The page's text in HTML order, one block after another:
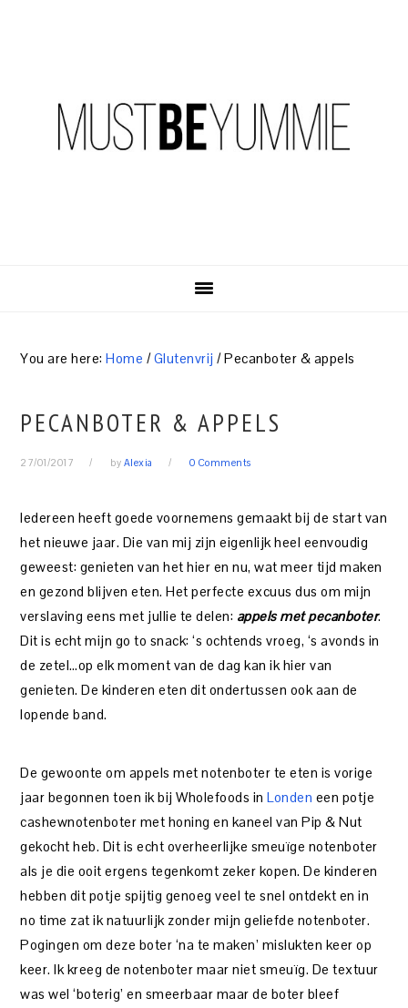
You are here:Home /Glutenvrij /Pecanboter & appels
PECANBOTER & APPELS
27/01/2017 by Alexia 0 Comments
Iedereen heeft goede voornemens gemaakt bij de start van
het nieuwe jaar. Die van mij zijn eigenlijk heel eenvoudig
geweest: genieten van het hier en nu, wat meer tijd maken
en gezond blijven eten. Het perfecte excuus dus om mijn
verslaving eens met jullie te delen: appels met pecanboter.
Dit is echt mijn go to snack: ‘s ochtends vroeg, ‘s avonds in
de zetel…op elk moment van de dag kan ik hier van
genieten. De kinderen eten dit ondertussen ook aan de
lopende band.
De gewoonte om appels met notenboter te eten is vorige
jaar begonnen toen ik bij Wholefoods inLonden een potje
cashewnotenboter met honing en kaneel van Pip & Nut
gekocht heb. Dit is echt overheerlijke smeuïge notenboter
als je die ooit ergens tegenkomt zeker kopen. De kinderen
hebben dit potje spijtig genoeg veel te snel ontdekt en in
no time zat ik natuurlijk zonder mijn geliefde notenboter.
Pogingen om deze boter ‘na te maken’ mislukten keer op
keer. Ik kreeg de notenboter maar niet smeuïg. De textuur
was wel ‘boterig’ en smeerbaar maar de boter bleef